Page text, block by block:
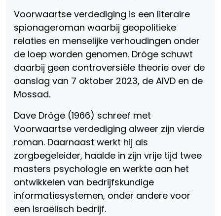
Voorwaartse verdediging is een literaire
spionageroman waarbij geopolitieke
relaties en menselijke verhoudingen onder
de loep worden genomen. Dröge schuwt
daarbij geen controversiële theorie over de
aanslag van 7 oktober 2023, de AIVD en de
Mossad.
Dave Dröge (1966) schreef met
Voorwaartse verdediging alweer zijn vierde
roman. Daarnaast werkt hij als
zorgbegeleider, haalde in zijn vrije tijd twee
masters psychologie en werkte aan het
ontwikkelen van bedrijfskundige
informatiesystemen, onder andere voor
een Israëlisch bedrijf.